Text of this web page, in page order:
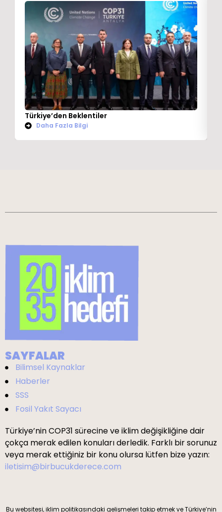
Türkiye’den Beklentiler
Daha Fazla Bilgi
SAYFALAR
Bilimsel Kaynaklar
Haberler
SSS
Fosil Yakıt Sayacı
Türkiye’nin COP31 sürecine ve iklim değişikliğine dair
çokça merak edilen konuları derledik. Farklı bir sorunuz
veya merak ettiğiniz bir konu olursa lütfen bize yazın:
iletisim@birbucukderece.com
Bu websitesi, iklim politikasındaki gelişmeleri takip etmek ve Türkiye’nin